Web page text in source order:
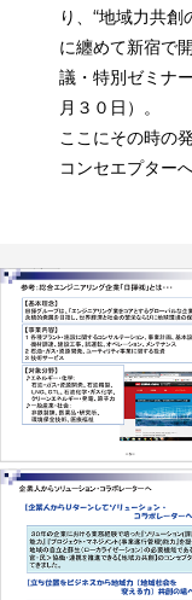
り、“地域力共
に纏めて新宿で
議・特別ゼミナ
月３０日）。
ここにその時の
コンセエプター